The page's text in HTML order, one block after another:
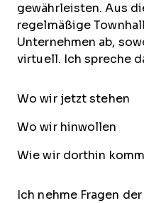
gewährleisten. Aus
regelmäßige
Unternehmen ab,
virtuell. Ich spreche
Wo wir jetzt stehen
Wo wir hinwollen
Wie wir dorthin
Ich nehme Fragen